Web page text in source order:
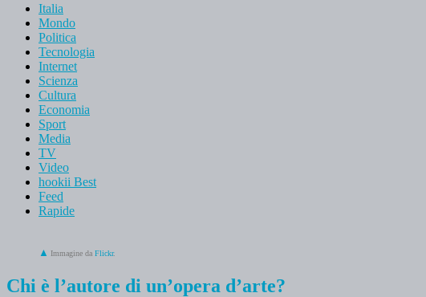
Italia
Mondo
Politica
Tecnologia
Internet
Scienza
Cultura
Economia
Sport
Media
TV
Video
hookii Best
Feed
Rapide
Immagine da Flickr.
Chi è l’autore di un’opera d’arte?